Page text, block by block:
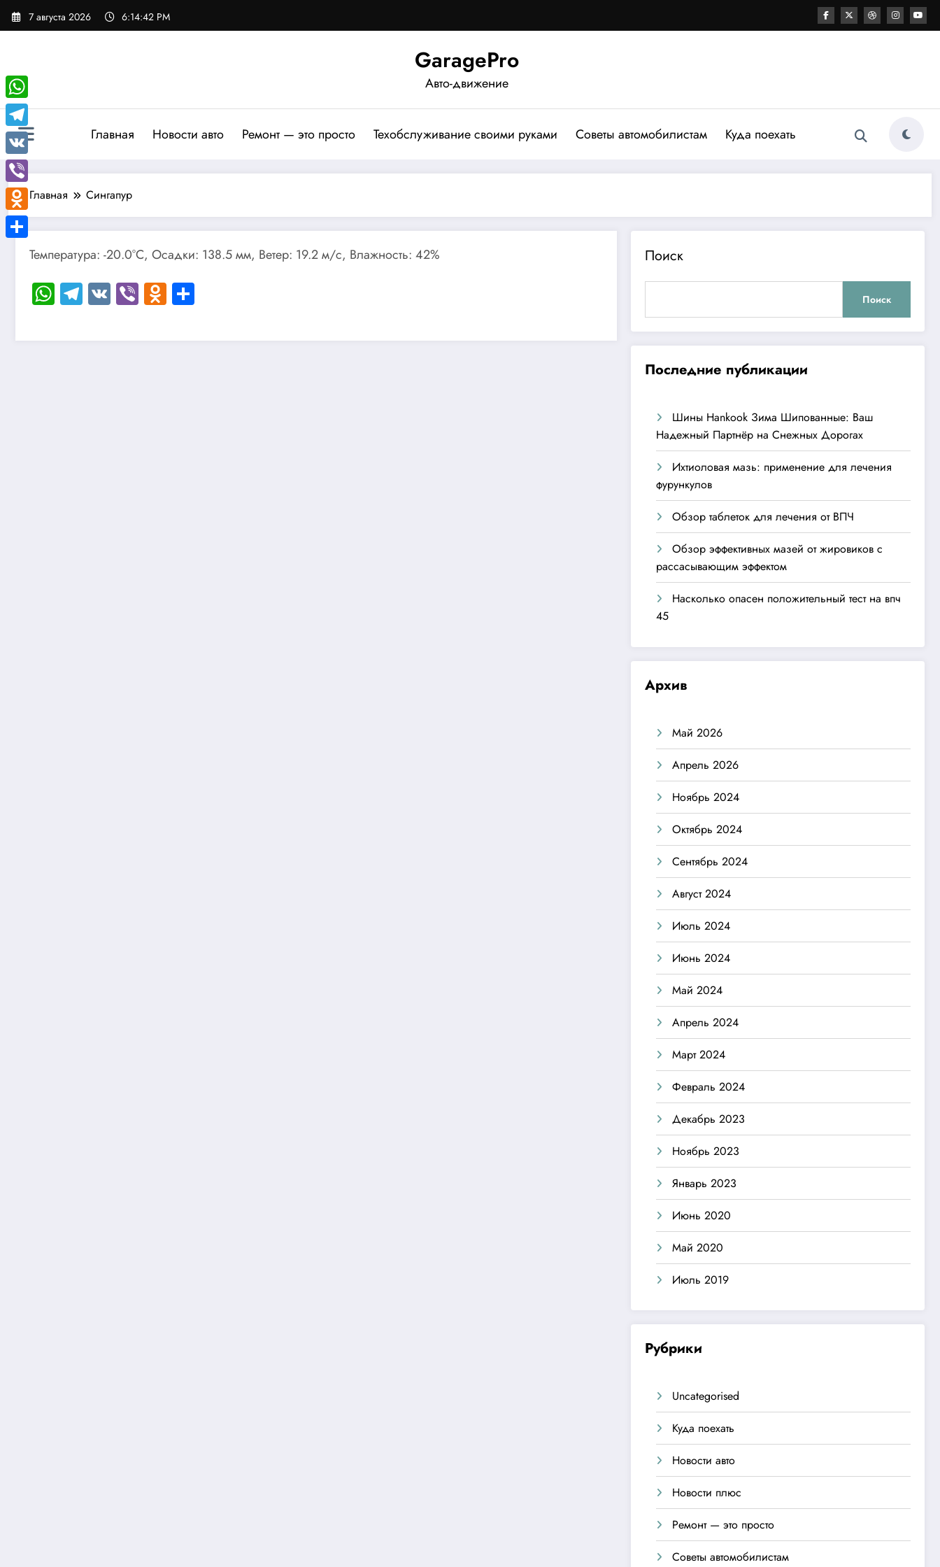
Перейти
7 августа 2026 6:14:43 PM
GaragePro
Авто-движение
Главная Новости авто Ремонт — это просто Техобслуживание своими руками Советы автомобилистам Куда поехать
Главная Сингапур
Температура: -20.0°C, Осадки: 138.5 мм, Ветер: 19.2 м/с, Влажность: 42%
WhatsApp
Telegram
VKViberOdnoklassniki
Поиск
Поиск
Последние публикации
Шины Hankook Зима Шипованные: Ваш
Надежный Партнёр на Снежных Дорогах
Ихтиоловая мазь: применение для лечения
фурункулов
Обзор таблеток для лечения от ВПЧ
Обзор эффективных мазей от жировиков с
рассасывающим эффектом
Насколько опасен положительный тест на впч
45
Архив
Май 2026
Апрель 2026
Ноябрь 2024
Октябрь 2024
Сентябрь 2024
Август 2024
Июль 2024
Июнь 2024
Май 2024
Апрель 2024
Март 2024
Февраль 2024
Декабрь 2023
Ноябрь 2023
Январь 2023
Июнь 2020
Май 2020
Июль 2019
Рубрики
Uncategorised
Куда поехать
Новости авто
Новости плюс
Ремонт — это просто
Советы автомобилистам
WhatsApp
Telegram
VK
Viber
Odnoklassniki
Отправить